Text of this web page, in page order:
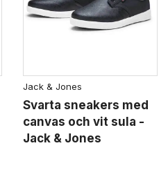
Jack & Jones
Svarta sneakers med
canvas och vit sula -
Jack & Jones